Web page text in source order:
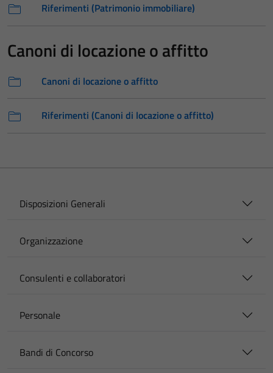
Riferimenti (Patrimonio immobiliare)
Canoni di locazione o affitto
Canoni di locazione o affitto
Riferimenti (Canoni di locazione o affitto)
Disposizioni Generali
Organizzazione
Consulenti e collaboratori
Personale
Bandi di Concorso